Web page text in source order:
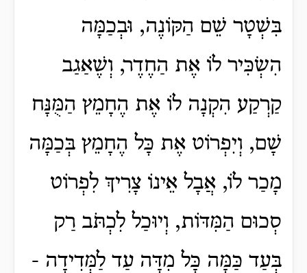
בִּשְׁטָר שֵׁם הַקּוֹנֶה, וּבְכַמָּה
הִשְׂכִּיר לוֹ אֶת הַחֶדֶר, וְשֶׁאַגַב
קַרְקַע הִקְנָה לוֹ אֶת הֶחָמֵץ הַמֻּנָּח
שָׁם, וְיִפְרוֹט אֶת כָּל הֶחָמֵץ בְּכַמָּה
מָכַר לוֹ, אֲבָל אֵינוֹ צָרִיךְ לִפְרוֹט
סְכוּם הַמִּדּוֹת, וְיוּכַל לִכְתֹּב רַק
בְּעַד כַּמָּה כָּל מִדָּה עַד לַמְּדִידָה -